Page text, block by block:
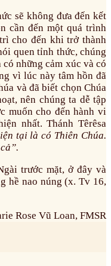
sẽ không đưa đến kết
cần đến một quá trình
cho đến khi trở thành
quen tỉnh thức, chúng
những cảm xúc và có
vì lúc này tâm hồn đã
và đã biết chọn Chúa
nên chúng ta dễ tập
muốn cho đến hành vi
nhất. Thánh Têrêsa
tại là có Thiên Chúa.
trước mặt, ở đây và
hề nao núng (x. Tv 16,
Rose Vũ Loan, FMSR